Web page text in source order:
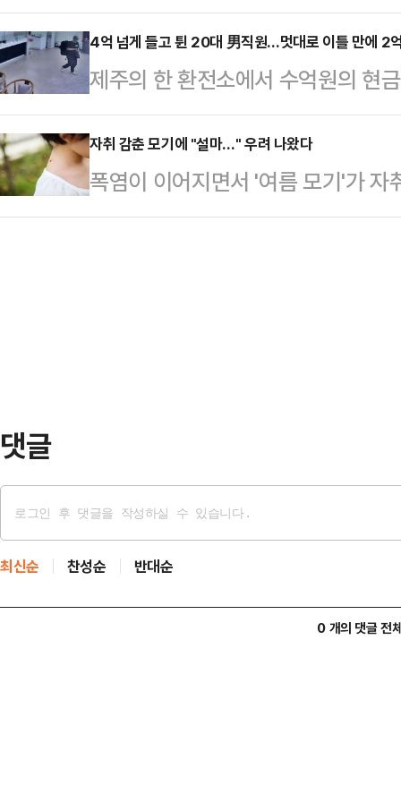
태의 상의 차림은 과하…
기내 조명이 꺼진 뒤 잠을 청하던
하던 여성 승객들에게 목소리를 낮
무시하며 반발했고, 남성은 격앙된
뱉었다.말싸움은 몸싸움…
을 한 40대 여성 BJ가 경찰에 붙잡
도로교통법 위반(음주운전) 혐의로
지난 25일 대구의 한 노래방에서
터넷 라이브 방송을 진행한 혐의를
시청자가 "부산 태종대로 가는데
고 즉시 경찰에 신고했다.경찰은 A
뒤 실시간 이동 경…
4억 넘게 들고 튄 20대 男직원…멋대로 이틀 만에 2
제주의 한 환전소에서 수억원의 현
주서부경찰서는 절도 등의 혐의를
밝혔다. 제주지법은 지난 25일 도
장을 발부했다.A씨는 지난 20일
에서 근무 중 금고에 보관하고 있
자취 감춘 모기에 "설마…" 우려 나왔다
폭염이 이어지면서 '여름 모기'가
부릴 것이라는 우려도 나온다.27일
댓글
최신순 찬성순 반대순
0 개의 댓글 전